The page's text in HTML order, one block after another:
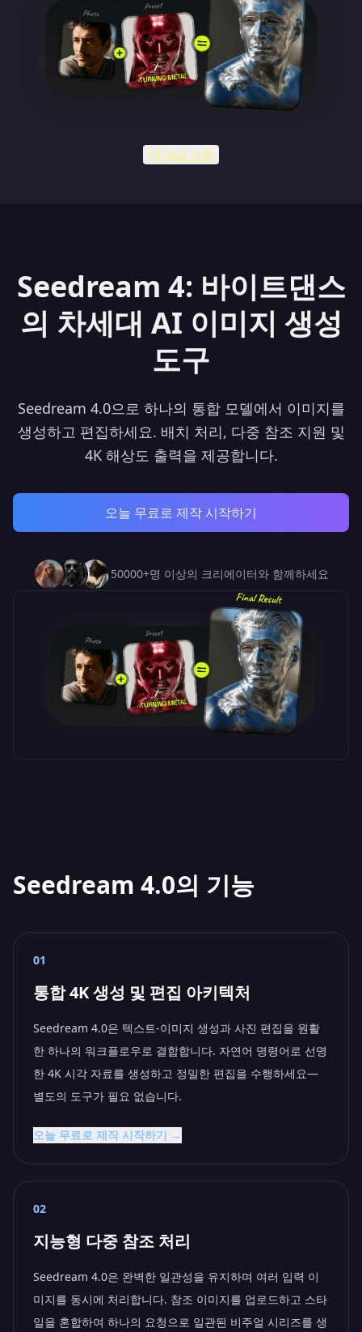
내 생성 기록
Seedream 4: 바이트댄스
의 차세대 AI 이미지 생성
도구
Seedream 4.0으로 하나의 통합 모델에서 이미지를
생성하고 편집하세요. 배치 처리, 다중 참조 지원 및
4K 해상도 출력을 제공합니다.
오늘 무료로 제작 시작하기
50000+명 이상의 크리에이터와 함께하세요
Seedream 4.0의 기능
01
통합 4K 생성 및 편집 아키텍처
Seedream 4.0은 텍스트-이미지 생성과 사진 편집을 원활
한 하나의 워크플로우로 결합합니다. 자연어 명령어로 선명
한 4K 시각 자료를 생성하고 정밀한 편집을 수행하세요—
별도의 도구가 필요 없습니다.
오늘 무료로 제작 시작하기 →
02
지능형 다중 참조 처리
Seedream 4.0은 완벽한 일관성을 유지하며 여러 입력 이
미지를 동시에 처리합니다. 참조 이미지를 업로드하고 스타
일을 혼합하여 하나의 요청으로 일관된 비주얼 시리즈를 생